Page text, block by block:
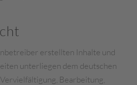
erstellten Inhalte und
unterliegen dem deutschen
Bearbeitung,